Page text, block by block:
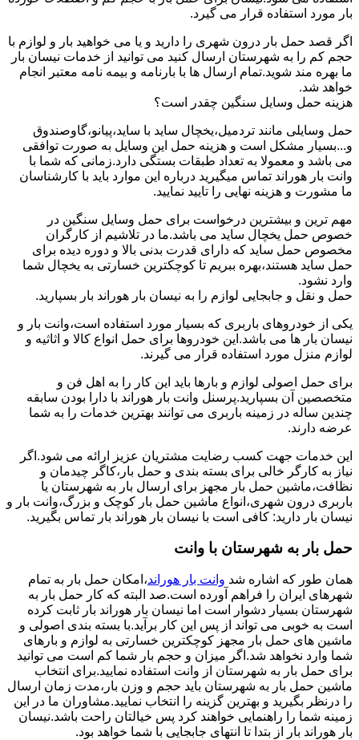
بار مورد استفاده قرار می گیرد.
اگر قصد حمل بار درون شهری را دارید و یا می خواهید بار و لوازم با
حجم کم را به شهرستان ارسال کنید می توانید از خدمات نیسان بار
ما بهره مند شوید.تمام ارسال ها با بارنامه و بیمه نامه معتبر انجام
خواهد شد.
هزینه حمل وسایل سنگین چقدر است؟
حمل وسایلی مانند تردمیل،یخچال ساید با ساید،پیانو،گاوصندوق
و...بسیار مشکل است و هزینه حمل این وسایل به صورت توافقی
می باشد و معمولا به تعداد طبقات بستگی دارد.زمانی که شما با
وانت بار هوراند تماس میگیرید درباره این موارد باید با کارشناسان
ما مشورت و هزینه نهایی را تایید نمایید.
مهم ترین و بیشترین درخواست برای حمل وسایل سنگین در
خصوص حمل یخچال ساید می باشد.ما در تلاشیم از کارگران
مخصوص حمل ساید که دارای قدرت بدنی بالا و دوره دیده برای
حمل ساید هستند،بهره ببریم تا کوچکترین خسارتی به یخچال شما
وارد نشود.
حمل و نقل و جابجایی لوازم را به نیسان بار هوراند بار بسپارید.
یکی از خودروهای باربری که بسیار مورد استفاده است،وانت بار و
نیسان بار ها می باشد.این خودروها برای حمل انواع کالا و اثاثیه و
لوازم منزل مورد استفاده قرار می گیرند.
برای حمل اصولی لوازم و بارها باید این کار را به اهل فن و
متخصصین آن بسپارید.پرسنل وانت بار هوراند با دارا بودن سابقه
چندین ساله در زمینه باربری می توانند بهترین خدمات را به شما
عرضه دارند.
این خدمات جهت کسب رضایت مشتریان عزیز ارائه می شود.اگر
نیاز به کارگر خالی برای بسته بندی و حمل بار،کاگر چیدمان و
نظافت،ماشین حمل بار مجهز برای ارسال بار به شهرستان یا
باربری درون شهری،انواع ماشین حمل بار کوچک و بزرگ،وانت بار و
نیسان بار دارید: کافی است با نیسان بار هوراند بار تماس بگیرید.
حمل بار به شهرستان با وانت
همان طور که اشاره شد وانت بار هوراند،امکان حمل بار به تمام
شهرهای ایران را فراهم آورده است.صد البته که کار حمل بار به
شهرستان بسیار دشوار است اما نیسان بار هوراند بار ثابت کرده
است به خوبی می تواند از پس این کار برآید.با بسته بندی اصولی و
ماشین های حمل بار مجهز کوچکترین خسارتی به لوازم و بارهای
شما وارد نخواهد شد.اگر میزان و حجم بار شما کم است می توانید
برای حمل بار به شهرستان از وانت استفاده نمایید.برای انتخاب
ماشین حمل بار به شهرستان باید حجم و وزن بار،مدت زمان ارسال
را درنظر بگیرید و بهترین گزینه را انتخاب نمایید.مشاوران ما در این
زمینه شما را راهنمایی خواهند کرد پس خیالتان راحت باشد.نیسان
بار هوراند بار از بتدا تا انتهای جابجایی با شما خواهد بود.